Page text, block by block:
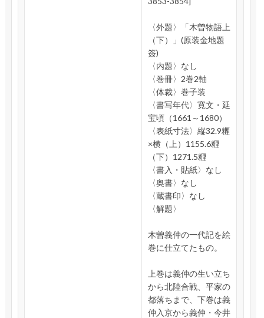
〈外題〉「木曽物語上
（下）」(原装金地題
簽)
〈内題〉なし
〈巻冊〉2巻2軸
〈体裁〉巻子装
〈書写年代〉寛文・延
宝頃（1661～1680）
〈表紙寸法〉縦32.9糎
×横（上）1155.6糎
（下）1271.5糎
〈書入・貼紙〉なし
〈奥書〉なし
〈蔵書印〉なし
〈解題〉
木曽義仲の一代記を絵
巻に仕立てたもの。
上巻は義仲の生い立ち
から北陸合戦、平家の
都落ちまで、下巻は義
仲入京から義仲・今井